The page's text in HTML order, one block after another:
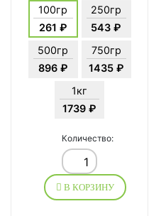
100гр
261 ₽
250гр
543 ₽
500гр
896 ₽
750гр
1435 ₽
1кг
1739 ₽
Количество:
В КОРЗИНУ